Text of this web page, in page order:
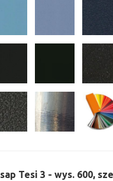
Tesi 3 - wys. 600,